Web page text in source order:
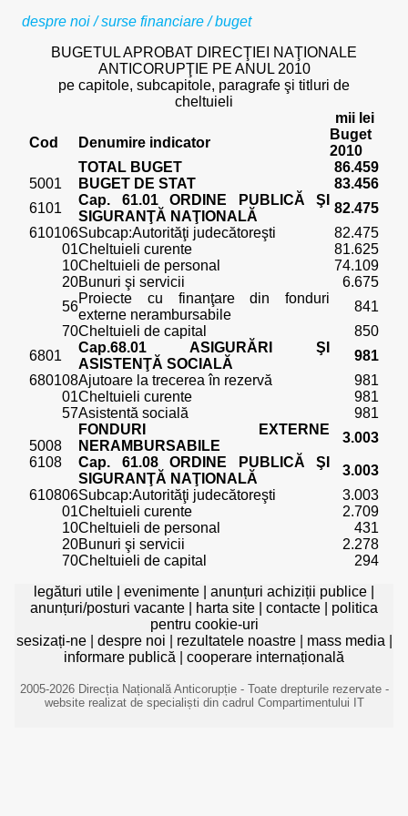
despre noi/surse financiare / buget
BUGETUL APROBAT DIRECŢIEI NAŢIONALE
ANTICORUPŢIE PE ANUL 2010
pe capitole, subcapitole, paragrafe şi titluri de
cheltuieli
mii lei
Cod
Denumire indicator
Buget
2010
TOTAL BUGET
86.459
5001
BUGET DE STAT
83.456
6101
Cap. 61.01 ORDINE PUBLICĂ ŞI
SIGURANŢĂ NAŢIONALĂ
82.475
610106Subcap:Autorităţi judecătoreşti
82.475
01Cheltuieli curente
81.625
10Cheltuieli de personal
74.109
20Bunuri şi servicii
6.675
56
Proiecte cu finanţare din fonduri
externe nerambursabile
841
70Cheltuieli de capital
850
6801
Cap.68.01 ASIGURĂRI ŞI
ASISTENŢĂ SOCIALĂ
981
680108Ajutoare la trecerea în rezervă
981
01Cheltuieli curente
981
57Asistentă socială 981
5008
6108
FONDURI EXTERNE
NERAMBURSABILE
3.003
Cap. 61.08 ORDINE PUBLICĂ ŞI
SIGURANŢĂ NAŢIONALĂ
3.003
610806Subcap:Autorităţi judecătoreşti
3.003
01Cheltuieli curente
2.709
10Cheltuieli de personal
431
20Bunuri şi servicii
2.278
70Cheltuieli de capital
294
legături utile
evenimente anunțuri achiziții publice
anunțuri/posturi vacante
harta site contacte
politica
pentru cookie-uri
sesizați-ne| despre noi rezultatele noastre| mass media
informare publică
cooperare internațională
2005-2026 Direcția Națională Anticorupție - Toate drepturile rezervate -
website realizat de specialiști din cadrul Compartimentului IT